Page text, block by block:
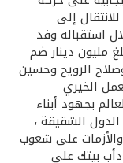
إلى
استقباله وفد
مليون دينار ضم
الرويح وحسين
الخيري
بجهود أبناء
الشقيقة ،
على شعوب
دأب بيتك على